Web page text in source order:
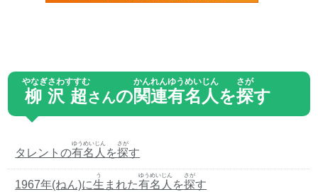
柳沢超
やなぎさわすすむ
さんの関連
かんれん
有名人
ゆうめいじん
を探
さが
す
タレントの有名人
ゆうめいじん
を探
さが
す
1967年(ねん)に生
う
まれた有名人
ゆうめいじん
を探
さが
す